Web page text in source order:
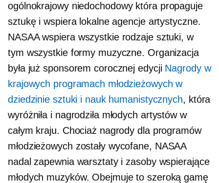
ogólnokrajowy niedochodowyktóra propaguje
sztukę i wspiera lokalne agencje artystyczne.
NASAA wspiera wszystkie rodzaje sztuki, w
tym wszystkie formy muzyczne. Organizacja
była już sponsorem corocznej edycji Nagrody w
krajowych programach młodzieżowych w
dziedzinie sztuki i nauk humanistycznych, która
wyróżniła i nagrodziła młodych artystów w
całym kraju. Chociaż nagrody dla programów
młodzieżowych zostały wycofane, NASAA
nadal zapewnia warsztaty i zasoby wspierające
młodych muzyków. Obejmuje to szeroką gamę